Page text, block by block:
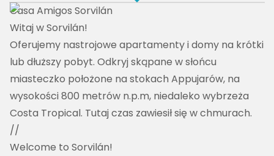
Casa Amigos Sorvilán
Witaj w Sorvilán!
Oferujemy nastrojowe apartamenty i domy na krótki
lub dłuższy pobyt. Odkryj skąpane w słońcu
miasteczko położone na stokach Appujarów, na
wysokości 800 metrów n.p.m, niedaleko wybrzeża
Costa Tropical. Tutaj czas zawiesił się w chmurach.
//
Welcome to Sorvilán!